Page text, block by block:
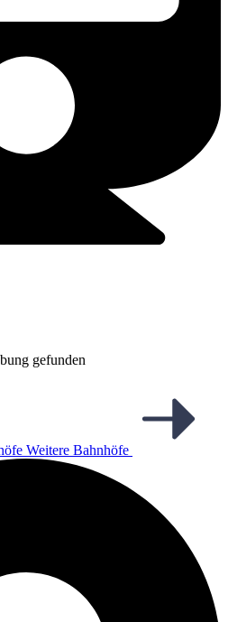
gefunden
Weitere Bahnhöfe